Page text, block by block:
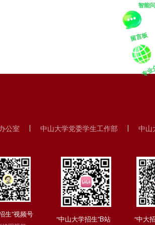
公室 中山大学党委学生工作部 中山
生”视频号
“中山大学招生”B站 “中大